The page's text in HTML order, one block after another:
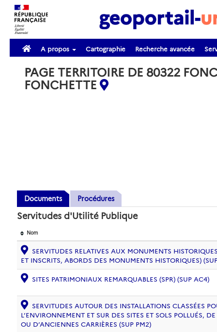
A propos Cartographie Recherche avancée
PAGE TERRITOIRE DE 80322
FONCHETTE
Documents Procédures
Servitudes d'Utilité Publique
Nom
SERVITUDES RELATIVES AUX MONUMENTS
ET INSCRITS, ABORDS DES MONUMENTS HISTORIQUES)
SITES PATRIMONIAUX REMARQUABLES (SPR) (SUP AC4)
SERVITUDES AUTOUR DES INSTALLATIONS CLASSÉES
L’ENVIRONNEMENT ET SUR DES SITES ET SOLS POLLUÉS,
OU D’ANCIENNES CARRIÈRES (SUP PM2)